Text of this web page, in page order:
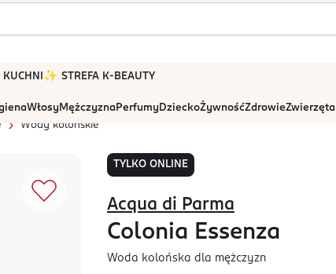
KUCHNI ✨ STREFA K-BEAUTY
WłosyMężczyznaPerfumyDzieckoŻywnośćZdrowieZwierzęta
Wody kolońskie
TYLKO ONLINE
Acqua di Parma
Colonia Essenza
Woda kolońska dla mężczyzn